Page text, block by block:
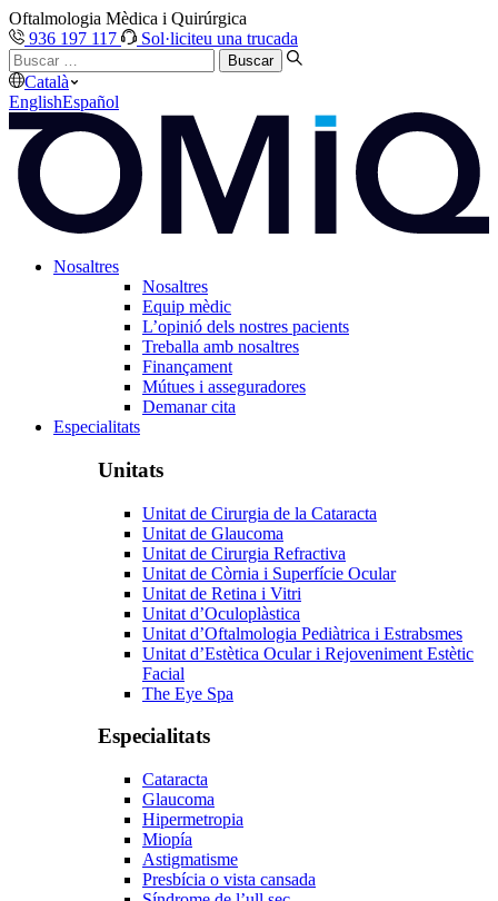
Oftalmologia Mèdica i Quirúrgica
936 197 117
Sol·liciteu una trucada
Buscar
…Català
EnglishEspañol
Nosaltres
Nosaltres
Equip mèdic
L’opinió dels nostres pacients
Treballa amb nosaltres
Finançament
Mútues i asseguradores
Demanar cita
Especialitats
Unitats
Unitat de Cirurgia de la Cataracta
Unitat de Glaucoma
Unitat de Cirurgia Refractiva
Unitat de Còrnia i Superfície Ocular
Unitat de Retina i Vitri
Unitat d’Oculoplàstica
Unitat d’Oftalmologia Pediàtrica i Estrabsmes
Unitat d’Estètica Ocular i Rejoveniment Estètic
Facial
The Eye Spa
Especialitats
Cataracta
Glaucoma
Hipermetropia
Miopía
Astigmatisme
Presbícia o vista cansada